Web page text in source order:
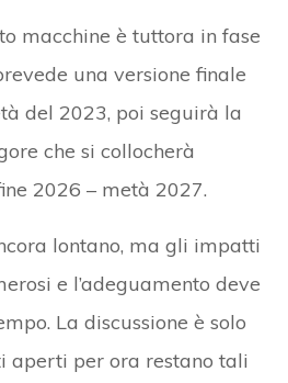
macchine è tuttora in fase
una versione finale
del 2023, poi seguirà la
che si collocherà
2026 – metà 2027.
lontano, ma gli impatti
e l’adeguamento deve
La discussione è solo
aperti per ora restano tali